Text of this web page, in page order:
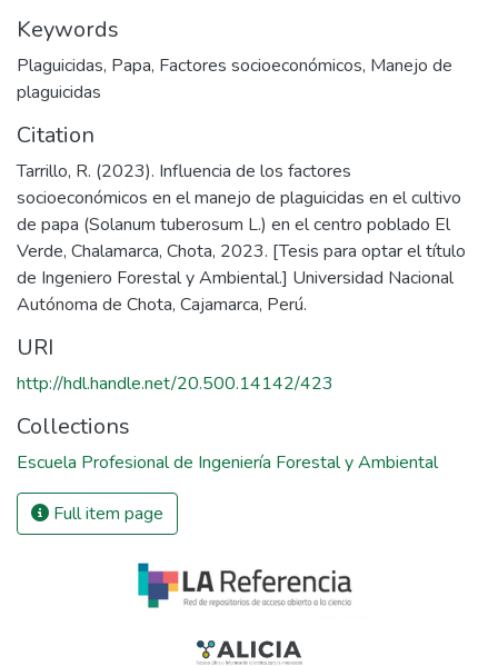
Keywords
Plaguicidas, Papa, Factores socioeconómicos, Manejo de
plaguicidas
Citation
Tarrillo, R. (2023). Influencia de los factores
socioeconómicos en el manejo de plaguicidas en el cultivo
de papa (Solanum tuberosum L.) en el centro poblado El
Verde, Chalamarca, Chota, 2023. [Tesis para optar el título
de Ingeniero Forestal y Ambiental.] Universidad Nacional
Autónoma de Chota, Cajamarca, Perú.
URI
http://hdl.handle.net/20.500.14142/423
Collections
Escuela Profesional de Ingeniería Forestal y Ambiental
Full item page